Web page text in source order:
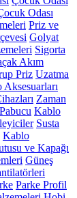
Odası
Priz ve
Golyat
Sigorta
Akım
Priz Uzatma
Zaman
Kablo
Susta
Kablo
ve Kapağı
Güneş
Parke Profil